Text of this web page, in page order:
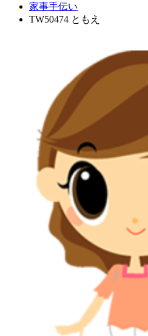
家事手伝い
TW50474 ともえ